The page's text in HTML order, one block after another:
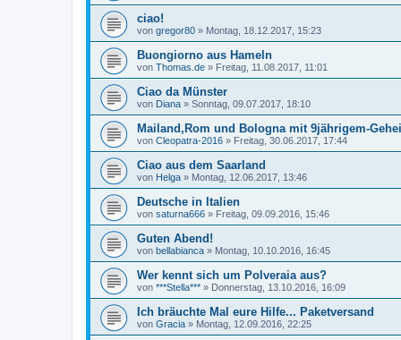
ciao!
von gregor80 » Montag, 18.12.2017, 15:23
Buongiorno aus Hameln
von Thomas.de » Freitag, 11.08.2017, 11:01
Ciao da Münster
von Diana » Sonntag, 09.07.2017, 18:10
Mailand,Rom und Bologna mit 9jährigem-
von Cleopatra-2016 » Freitag, 30.06.2017, 17:44
Ciao aus dem Saarland
von Helga » Montag, 12.06.2017, 13:46
Deutsche in Italien
von saturna666 » Freitag, 09.09.2016, 15:46
Guten Abend!
von bellabianca » Montag, 10.10.2016, 16:45
Wer kennt sich um Polveraia aus?
von ***Stella*** » Donnerstag, 13.10.2016, 16:09
Ich bräuchte Mal eure Hilfe... Paketversand
von Gracia » Montag, 12.09.2016, 22:25